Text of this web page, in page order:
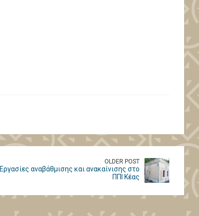
OLDER POST
Εργασίες αναβάθμισης και ανακαίνισης στο
ΠΠΙ Κέας